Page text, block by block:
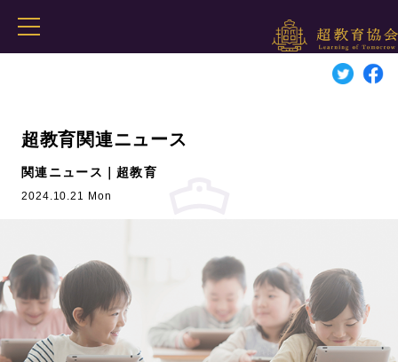
超教育関連ニュース
関連ニュース｜超教育
2024.10.21 Mon